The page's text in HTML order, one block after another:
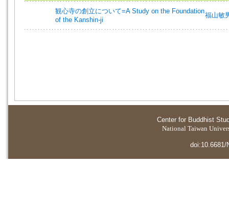
観心寺の創立について=A Study on the Foundation
of the Kanshin-ji
福山敏
Center for Buddhist
National Taiwan
doi:10.6681/